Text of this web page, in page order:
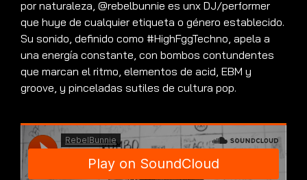
por naturaleza, @rebelbunnie es unx DJ/performer
que huye de cualquier etiqueta o género establecido.
Su sonido, definido como #HighFggTechno, apela a
una energía constante, con bombos contundentes
que marcan el ritmo, elementos de acid, EBM y
groove, y pinceladas sutiles de cultura pop.